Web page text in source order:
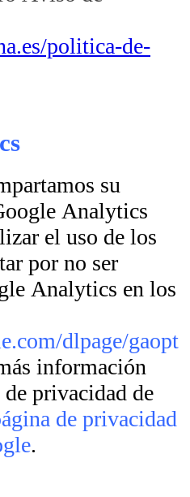
politica-de-
su
Analytics
el uso de los
por no ser
Analytics en los
dlpage/gaopt
información
privacidad de
de privacidad
.